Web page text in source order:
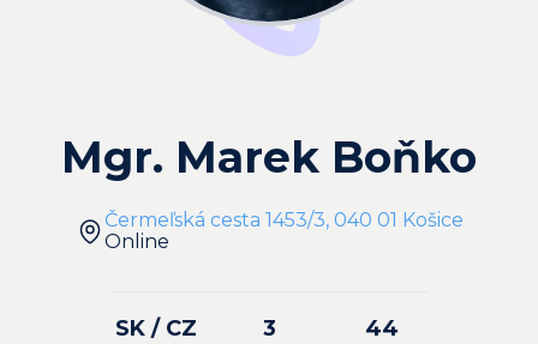
Mgr. Marek Boňko
Čermeľská cesta 1453/3, 040 01 Košice
Online
SK / CZ 3 44